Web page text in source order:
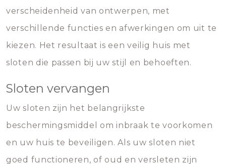
verscheidenheid van ontwerpen, met
verschillende functies en afwerkingen om uit te
kiezen. Het resultaat is een veilig huis met
sloten die passen bij uw stijl en behoeften.
Sloten vervangen
Uw sloten zijn het belangrijkste
beschermingsmiddel om inbraak te voorkomen
en uw huis te beveiligen. Als uw sloten niet
goed functioneren, of oud en versleten zijn